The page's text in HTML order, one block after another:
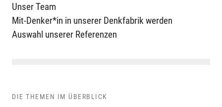
Unser Team
Mit-Denker*in in unserer Denkfabrik werden
Auswahl unserer Referenzen
DIE THEMEN IM ÜBERBLICK